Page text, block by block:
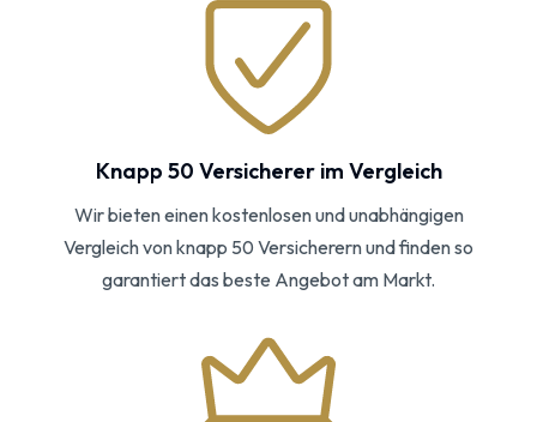
Knapp 50 Versicherer im Vergleich
Wir bieten einen kostenlosen und unabhängigen
Vergleich von knapp 50 Versicherern und finden so
garantiert das beste Angebot am Markt.